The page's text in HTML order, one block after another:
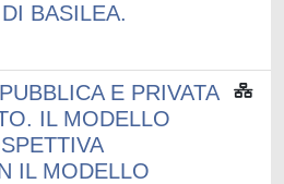
BASILEA.
E PRIVATA
IL MODELLO
IL MODELLO